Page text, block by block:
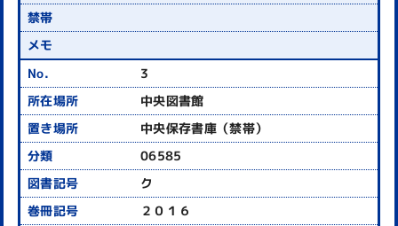
3
中央図書館
中央保存書庫（禁帯）
06585
ク
２０１６